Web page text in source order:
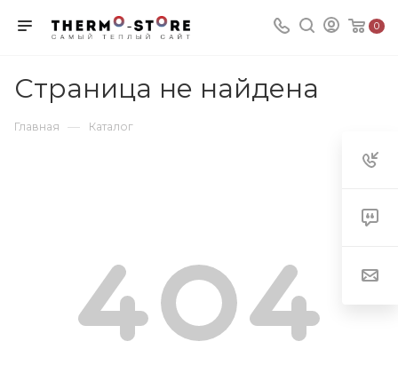
0
Страница не найдена
Главная — Каталог